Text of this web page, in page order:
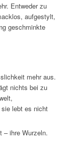
Entweder zu
aufgestylt,
geschminkte
mehr aus.
nichts bei zu
lebt es nicht
– ihre Wurzeln.